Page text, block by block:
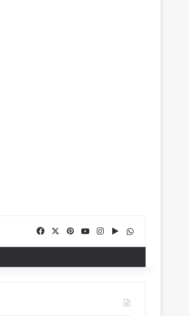
FacebookPinterestYouTubeInstagram
Google Play